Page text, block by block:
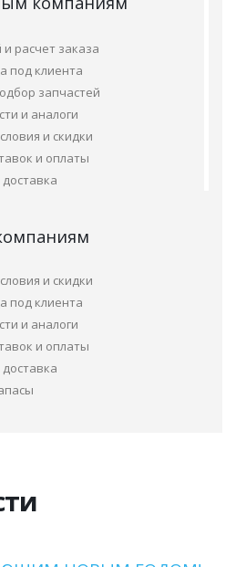
расчет заказа
под клиента
запчастей
и аналоги
и скидки
и оплаты
и скидки
под клиента
и аналоги
и оплаты